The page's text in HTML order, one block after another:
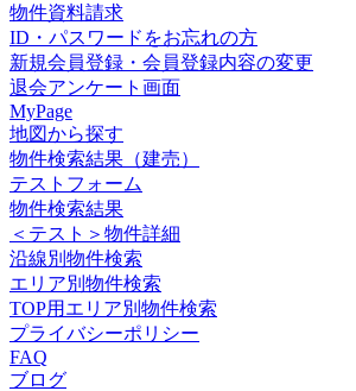
物件資料請求
ID・パスワードをお忘れの方
新規会員登録・会員登録内容の変更
退会アンケート画面
MyPage
地図から探す
物件検索結果（建売）
テストフォーム
物件検索結果
＜テスト＞物件詳細
沿線別物件検索
エリア別物件検索
TOP用エリア別物件検索
プライバシーポリシー
FAQ
ブログ